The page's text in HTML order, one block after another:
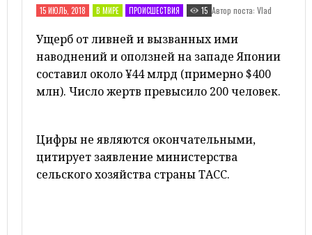
15 ИЮЛЬ, 2018 В МИРЕ ПРОИСШЕСТВИЯ 15 Автор поста: Vlad
Ущерб от ливней и вызванных ими
наводнений и оползней на западе Японии
составил около ¥44 млрд (примерно $400
млн). Число жертв превысило 200 человек.
Цифры не являются окончательными,
цитирует заявление министерства
сельского хозяйства страны ТАСС.